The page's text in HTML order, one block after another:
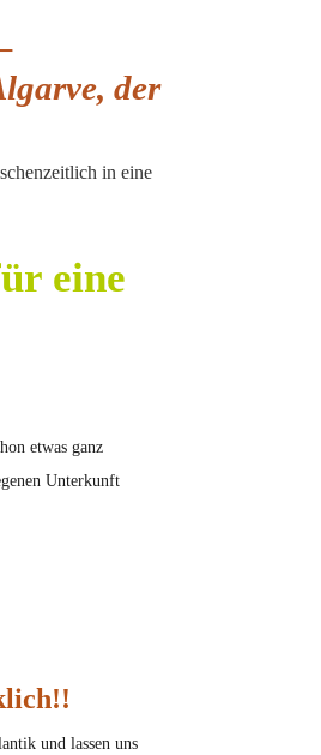
der
in eine
eine
etwas ganz
Unterkunft
und lassen uns